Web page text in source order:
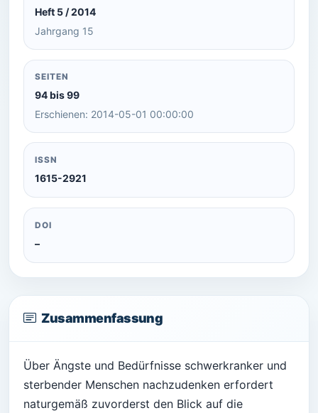
Heft 5 / 2014
Jahrgang 15
SEITEN
94 bis 99
Erschienen: 2014-05-01 00:00:00
ISSN
1615-2921
DOI
–
Zusammenfassung
Über Ängste und Bedürfnisse schwerkranker und
sterbender Menschen nachzudenken erfordert
naturgemäß zuvorderst den Blick auf die